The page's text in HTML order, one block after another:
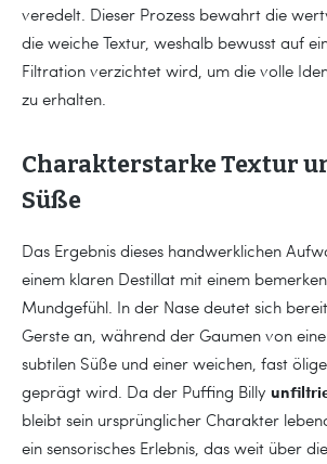
veredelt. Dieser Prozess bewahrt die
die weiche Textur, weshalb bewusst auf
Filtration verzichtet wird, um die volle
zu erhalten.
Charakterstarke Textur
Süße
Das Ergebnis dieses handwerklichen
einem klaren Destillat mit einem
Mundgefühl. In der Nase deutet sich
Gerste an, während der Gaumen von
subtilen Süße und einer weichen, fast
geprägt wird. Da der Puffing Billy
bleibt sein ursprünglicher Charakter
ein sensorisches Erlebnis, das weit über